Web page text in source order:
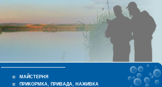
МАЙСТЕРНЯ
ПРИКОРМКА, ПРИВАДА, НАЖИВКА